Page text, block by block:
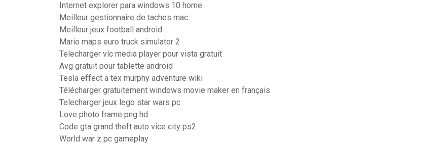
Internet explorer para windows 10 home
Meilleur gestionnaire de taches mac
Meilleur jeux football android
Mario maps euro truck simulator 2
Telecharger vlc media player pour vista gratuit
Avg gratuit pour tablette android
Tesla effect a tex murphy adventure wiki
Télécharger gratuitement windows movie maker en français
Telecharger jeux lego star wars pc
Love photo frame png hd
Code gta grand theft auto vice city ps2
World war z pc gameplay